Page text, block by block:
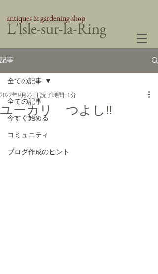
​L'lsle-sur-la-Ring
antiques & gardening shop
記事
全ての記事
今すぐ始める
コミュニティ
ブログ作成のヒント
全ての記事
ユーカリ つよし‼︎
2022年9月22日 読了時間: 1分